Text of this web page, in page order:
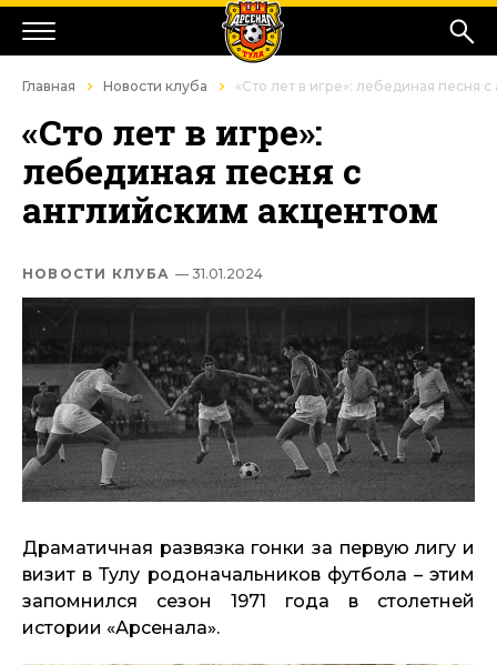
Главная Новости клуба «Сто лет в игре»: лебединая песня
«Сто лет в игре»:
лебединая песня с
английским акцентом
НОВОСТИ КЛУБА — 31.01.2024
Драматичная развязка гонки за первую лигу и
визит в Тулу родоначальников футбола – этим
запомнился сезон 1971 года в столетней
истории «Арсенала».